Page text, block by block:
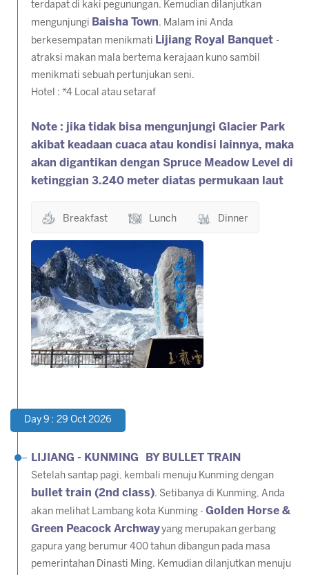
terdapat di kaki pegunungan. Kemudian dilanjutkan
mengunjungi Baisha Town. Malam ini Anda
berkesempatan menikmati Lijiang Royal Banquet -
atraksi makan mala bertema kerajaan kuno sambil
menikmati sebuah pertunjukan seni.
Hotel : *4 Local atau setaraf
Note : jika tidak bisa mengunjungi Glacier Park
akibat keadaan cuaca atau kondisi lainnya, maka
akan digantikan dengan Spruce Meadow Level di
ketinggian 3.240 meter diatas permukaan laut
Breakfast Lunch Dinner
Day 9 : 29 Oct 2026
LIJIANG - KUNMING BY BULLET TRAIN
Setelah santap pagi, kembali menuju Kunming dengan
bullet train (2nd class). Setibanya di Kunming, Anda
akan melihat Lambang kota Kunming - Golden Horse &
Green Peacock Archwayyang merupakan gerbang
gapura yang berumur 400 tahun dibangun pada masa
pemerintahan Dinasti Ming. Kemudian dilanjutkan menuju